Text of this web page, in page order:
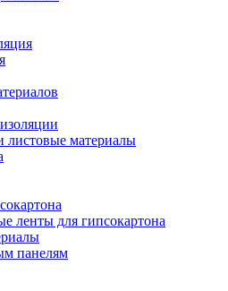
листовые материалы
ленты для гипсокартона
панелям